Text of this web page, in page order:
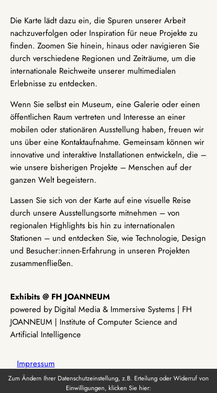
Die Karte lädt dazu ein, die Spuren unserer Arbeit
nachzuverfolgen oder Inspiration für neue Projekte zu
finden. Zoomen Sie hinein, hinaus oder navigieren Sie
durch verschiedene Regionen und Zeiträume, um die
internationale Reichweite unserer multimedialen
Erlebnisse zu entdecken.
Wenn Sie selbst ein Museum, eine Galerie oder einen
öffentlichen Raum vertreten und Interesse an einer
mobilen oder stationären Ausstellung haben, freuen wir
uns über eine Kontaktaufnahme. Gemeinsam können wir
innovative und interaktive Installationen entwickeln, die –
wie unsere bisherigen Projekte – Menschen auf der
ganzen Welt begeistern.
Lassen Sie sich von der Karte auf eine visuelle Reise
durch unsere Ausstellungsorte mitnehmen – von
regionalen Highlights bis hin zu internationalen
Stationen – und entdecken Sie, wie Technologie, Design
und Besucher:innen-Erfahrung in unseren Projekten
zusammenfließen.
Exhibits @ FH JOANNEUM
powered by Digital Media & Immersive Systems | FH
JOANNEUM | Institute of Computer Science and
Artificial Intelligence
Impressum
Zum Ändern Ihrer Datenschutzeinstellung, z.B. Erteilung oder Widerruf von
Einwilligungen, klicken Sie hier: